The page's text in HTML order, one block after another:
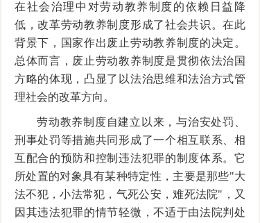
在社会治理中对劳动教养制度的依赖日益降
低，改革劳动教养制度形成了社会共识。在此
背景下，国家作出废止劳动教养制度的决定。
总体而言，废止劳动教养制度是贯彻依法治国
方略的体现，凸显了以法治思维和法治方式管
理社会的改革方向。
劳动教养制度自建立以来，与治安处罚、
刑事处罚等措施共同形成了一个相互联系、相
互配合的预防和控制违法犯罪的制度体系。它
所处置的对象具有某种特定性，主要是那些"大
法不犯，小法常犯，气死公安，难死法院"，又
因其违法犯罪的情节轻微，不适于由法院判处